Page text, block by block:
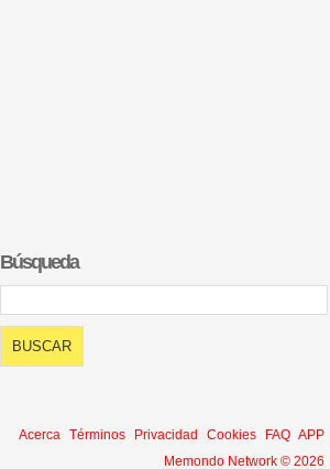
Búsqueda
Acerca Términos Privacidad Cookies FAQ APP
Memondo Network © 2026